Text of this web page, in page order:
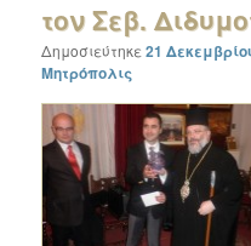
τον Σεβ.
Δημοσιεύτηκε21
Μητρόπολις